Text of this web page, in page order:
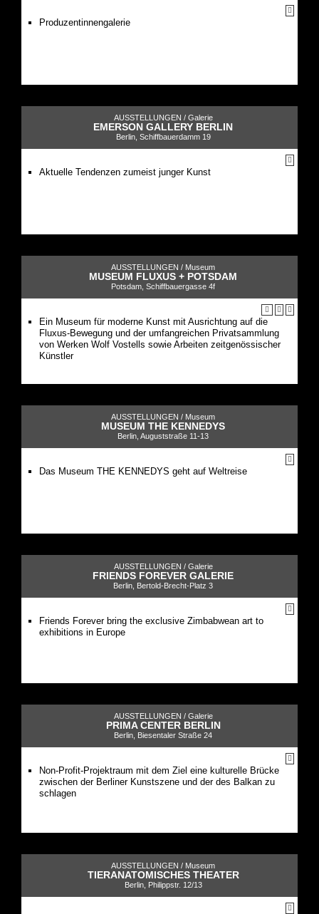
Produzentinnengalerie
AUSSTELLUNGEN / Galerie
EMERSON GALLERY BERLIN
Berlin, Schiffbauerdamm 19
Aktuelle Tendenzen zumeist junger Kunst
AUSSTELLUNGEN / Museum
MUSEUM FLUXUS + POTSDAM
Potsdam, Schiffbauergasse 4f
Ein Museum für moderne Kunst mit Ausrichtung auf die
Fluxus-Bewegung und der umfangreichen Privatsammlung
von Werken Wolf Vostells sowie Arbeiten zeitgenössischer
Künstler
AUSSTELLUNGEN / Museum
MUSEUM THE KENNEDYS
Berlin, Auguststraße 11-13
Das Museum THE KENNEDYS geht auf Weltreise
AUSSTELLUNGEN / Galerie
FRIENDS FOREVER GALERIE
Berlin, Bertold-Brecht-Platz 3
Friends Forever bring the exclusive Zimbabwean art to
exhibitions in Europe
AUSSTELLUNGEN / Galerie
PRIMA CENTER BERLIN
Berlin, Biesentaler Straße 24
Non-Profit-Projektraum mit dem Ziel eine kulturelle Brücke
zwischen der Berliner Kunstszene und der des Balkan zu
schlagen
AUSSTELLUNGEN / Museum
TIERANATOMISCHES THEATER
Berlin, Philippstr. 12/13